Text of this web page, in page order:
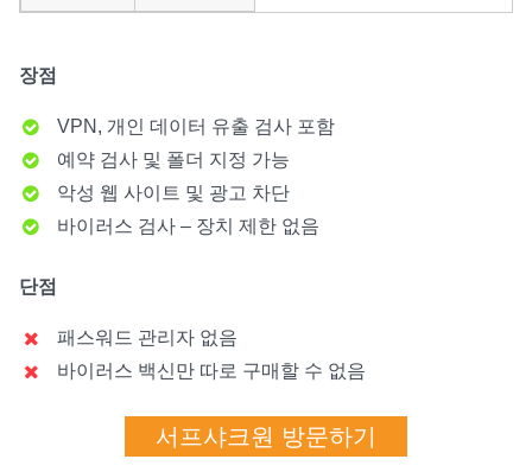
장점
VPN, 개인 데이터 유출 검사 포함
예약 검사 및 폴더 지정 가능
악성 웹 사이트 및 광고 차단
바이러스 검사 – 장치 제한 없음
단점
패스워드 관리자 없음
바이러스 백신만 따로 구매할 수 없음
서프샤크원 방문하기